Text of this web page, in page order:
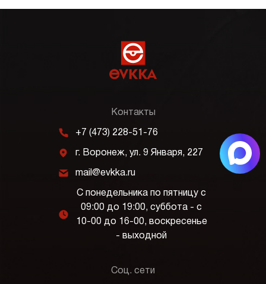
Контакты
m +7 (473) 228-51-76
j г. Воронеж, ул. 9 Января, 227
k mail@evkka.ru
l
С понедельника по пятницу с
09:00 до 19:00, суббота - с
10-00 до 16-00, воскресенье
- выходной
Соц. сети